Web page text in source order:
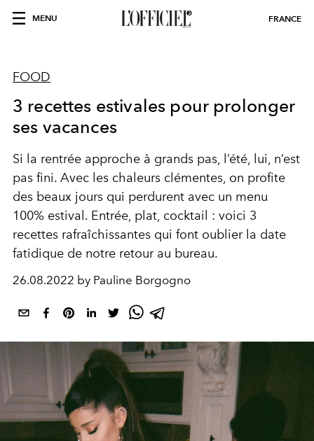
MENU FRANCE
FOOD
3 recettes estivales pour prolonger
ses vacances
Si la rentrée approche à grands pas, l’été, lui, n’est
pas fini. Avec les chaleurs clémentes, on profite
des beaux jours qui perdurent avec un menu
100% estival. Entrée, plat, cocktail : voici 3
recettes rafraîchissantes qui font oublier la date
fatidique de notre retour au bureau.
26.08.2022 by Pauline Borgogno